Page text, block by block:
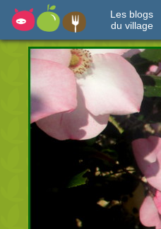
Les blogs
du village